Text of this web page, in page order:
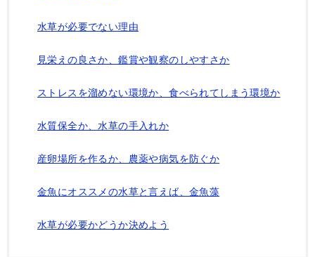
水草が必要でない理由
見栄えの良さか、鑑賞や観察のしやすさか
ストレスを溜めない環境か、食べられてしまう環境か
水質保全か、水草の手入れか
産卵場所を作るか、農薬や病気を防ぐか
金魚にオススメの水草と言えば、金魚藻
水草が必要かどうか決めよう